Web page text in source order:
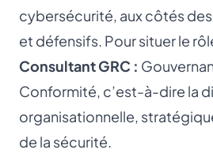
cybersécurité, aux côtés
et défensifs. Pour situer le
Consultant GRC :
Conformité, c’est-à-dire la
organisationnelle,
de la sécurité.